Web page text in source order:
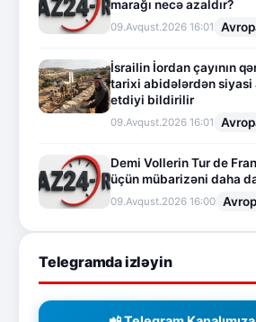
marağı necə azaldır?
09.Avqust.2026 16:01
İsrailin İordan çayının
tarixi abidələrdən
etdiyi bildirilir
09.Avqust.2026 16:01
Demi Vollerin Tur de
üçün mübarizəni daha
09.Avqust.2026 16:00
Telegramda izləyin